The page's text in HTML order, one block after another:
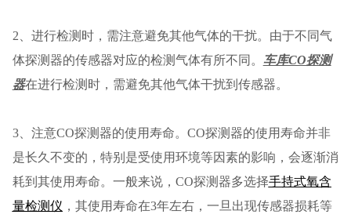
2、进行检测时，需注意避免其他气体的干扰。由于不同气
体探测器的传感器对应的检测气体有所不同。 车库CO探测
器在进行检测时，需避免其他气体干扰到传感器。
3、注意CO探测器的使用寿命。CO探测器的使用寿命并非
是长久不变的，特别是受使用环境等因素的影响，会逐渐消
耗到其使用寿命。一般来说，CO探测器多选择手持式氧含
量检测仪 ，其使用寿命在3年左右，一旦出现传感器损耗等